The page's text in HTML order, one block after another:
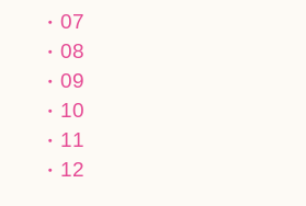
07
08
09
10
11
12